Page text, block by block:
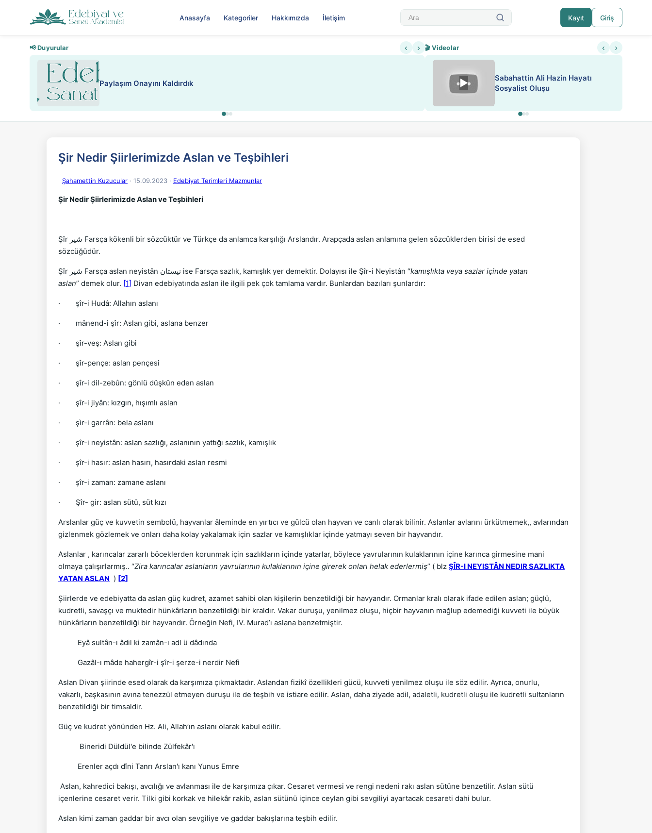
Anasayfa Kategoriler Hakkımızda İletişim Kayıt Giriş
📢 Duyurular ‹ ›
Nadir içeriklere kısıtlama ve kredi sistemi getirildi ESA 'da Sen de Paylaş
🎬 Videolar ‹ ›
▶
ATEŞ YAKMAK KONU ÖZET J.
LONDON
Şir Nedir Şiirlerimizde Aslan ve Teşbihleri
Şahamettin Kuzucular · 15.09.2023 · Edebiyat Terimleri Mazmunlar
Şir Nedir Şiirlerimizde Aslan ve Teşbihleri
Şîr شير Farsça kökenli bir sözcüktür ve Türkçe da anlamca karşılığı Arslandır. Arapçada aslan anlamına gelen sözcüklerden birisi de esed
sözcüğüdür.
Şîr شير Farsça aslan neyistân نیستان ise Farsça sazlık, kamışlık yer demektir. Dolayısı ile Şîr-i Neyistân “kamışlıkta veya sazlar içinde yatan
aslan” demek olur. [1] Divan edebiyatında aslan ile ilgili pek çok tamlama vardır. Bunlardan bazıları şunlardır:
· şîr-i Hudâ: Allahın aslanı
· mânend-i şîr: Aslan gibi, aslana benzer
· şîr-veş: Aslan gibi
· şîr-pençe: aslan pençesi
· şîr-i dil-zebûn: gönlü düşkün eden aslan
· şîr-i jiyân: kızgın, hışımlı aslan
· şìr-i garrân: bela aslanı
· şîr-i neyistân: aslan sazlığı, aslanının yattığı sazlık, kamışlık
· şîr-i hasır: aslan hasırı, hasırdaki aslan resmi
· şîr-i zaman: zamane aslanı
· Şîr- gir: aslan sütü, süt kızı
Arslanlar güç ve kuvvetin sembolü, hayvanlar âleminde en yırtıcı ve gülcü olan hayvan ve canlı olarak bilinir. Aslanlar avlarını ürkütmemek,, avlarından
gizlenmek gözlemek ve onları daha kolay yakalamak için sazlar ve kamışlıklar içinde yatmayı seven bir hayvandır.
Aslanlar , karıncalar zararlı böceklerden korunmak için sazlıkların içinde yatarlar, böylece yavrularının kulaklarının içine karınca girmesine mani
olmaya çalışırlarmış.. “Zira karıncalar aslanların yavrularının kulaklarının içine girerek onları helak ederlermiş” ( blz ŞÎR-I NEYISTÂN NEDIR SAZLIKTA
YATAN ASLAN ) [2]
Şiirlerde ve edebiyatta da aslan güç kudret, azamet sahibi olan kişilerin benzetildiği bir havyandır. Ormanlar kralı olarak ifade edilen aslan; güçlü,
kudretli, savaşçı ve muktedir hünkârların benzetildiği bir kraldır. Vakar duruşu, yenilmez oluşu, hiçbir hayvanın mağlup edemediği kuvveti ile büyük
hünkârların benzetildiği bir hayvandır. Örneğin Nefi, IV. Murad’ı aslana benzetmiştir.
Eyâ sultân-ı âdil ki zamân-ı adl ü dâdında
Gazâl-ı mâde hahergîr-i şîr-i şerze-i nerdir Nefi
Aslan Divan şiirinde esed olarak da karşımıza çıkmaktadır. Aslandan fizikî özellikleri gücü, kuvveti yenilmez oluşu ile söz edilir. Ayrıca, onurlu,
vakarlı, başkasının avına tenezzül etmeyen duruşu ile de teşbih ve istiare edilir. Aslan, daha ziyade adil, adaletli, kudretli oluşu ile kudretli sultanların
benzetildiği bir timsaldir.
Güç ve kudret yönünden Hz. Ali, Allah’ın aslanı olarak kabul edilir.
Bineridi Düldül'e bilinde Zülfekâr'ı
Erenler açdı dîni Tanrı Arslan'ı kanı Yunus Emre
Aslan, kahredici bakışı, avcılığı ve avlanması ile de karşımıza çıkar. Cesaret vermesi ve rengi nedeni rakı aslan sütüne benzetilir. Aslan sütü
içenlerine cesaret verir. Tilki gibi korkak ve hilekâr rakib, aslan sütünü içince ceylan gibi sevgiliyi ayartacak cesareti dahi bulur.
Aslan kimi zaman gaddar bir avcı olan sevgiliye ve gaddar bakışlarına teşbih edilir.